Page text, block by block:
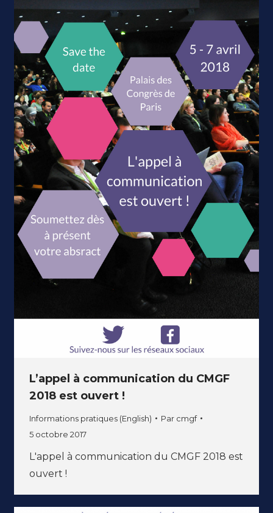
L’appel à communication du CMGF
2018 est ouvert !
Informations pratiques (English) Par cmgf
5 octobre 2017
L'appel à communication du CMGF 2018 est
ouvert !